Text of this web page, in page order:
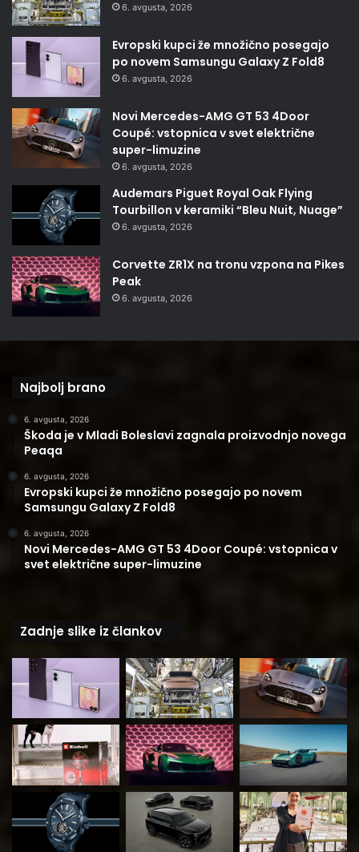
6. avgusta, 2026
Evropski kupci že množično posegajo
po novem Samsungu Galaxy Z Fold8
6. avgusta, 2026
Novi Mercedes-AMG GT 53 4Door
Coupé: vstopnica v svet električne
super-limuzine
6. avgusta, 2026
Audemars Piguet Royal Oak Flying
Tourbillon v keramiki “Bleu Nuit, Nuage”
6. avgusta, 2026
Corvette ZR1X na tronu vzpona na Pikes
Peak
6. avgusta, 2026
Najbolj brano
6. avgusta, 2026
Škoda je v Mladi Boleslavi zagnala proizvodnjo novega
Peaqa
6. avgusta, 2026
Evropski kupci že množično posegajo po novem
Samsungu Galaxy Z Fold8
6. avgusta, 2026
Novi Mercedes-AMG GT 53 4Door Coupé: vstopnica v
svet električne super-limuzine
Zadnje slike iz člankov